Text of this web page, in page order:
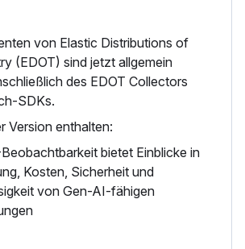
von Elastic Distributions of
(EDOT) sind jetzt allgemein
des EDOT Collectors
SDKs.
Version enthalten:
bietet Einblicke in
Kosten, Sicherheit und
von Gen-AI-fähigen